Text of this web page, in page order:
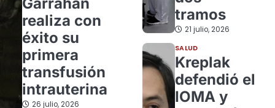
realiza con
éxito su
primera
transfusión
intrauterina
26 julio, 2026
tramos
21 julio, 2026
SALUD
Kreplak
defendió el
IOMA y